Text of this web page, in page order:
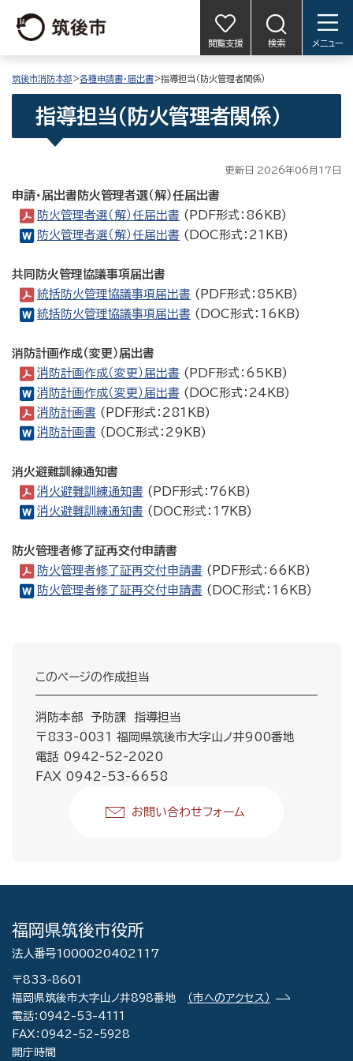
閲覧支援 検索 メニュー
筑後市消防本部>各種申請書・届出書>指導担当（防火管理者関係）
指導担当（防火管理者関係）
更新日 2026年06月17日
申請・届出書防火管理者選（解）任届出書
防火管理者選（解）任届出書 (PDF形式：86KB)
防火管理者選（解）任届出書 (DOC形式：21KB)
共同防火管理協議事項届出書
統括防火管理協議事項届出書 (PDF形式：85KB)
統括防火管理協議事項届出書 (DOC形式：16KB)
消防計画作成（変更）届出書
消防計画作成（変更）届出書 (PDF形式：65KB)
消防計画作成（変更）届出書 (DOC形式：24KB)
消防計画書 (PDF形式：281KB)
消防計画書 (DOC形式：29KB)
消火避難訓練通知書
消火避難訓練通知書 (PDF形式：76KB)
消火避難訓練通知書 (DOC形式：17KB)
防火管理者修了証再交付申請書
防火管理者修了証再交付申請書 (PDF形式：66KB)
防火管理者修了証再交付申請書 (DOC形式：16KB)
このページの作成担当
消防本部 予防課 指導担当
〒833-0031 福岡県筑後市大字山ノ井900番地
電話 0942-52-2020
FAX 0942-53-6658
お問い合わせフォーム
福岡県筑後市役所
法人番号1000020402117
〒833-8601
福岡県筑後市大字山ノ井898番地
（市へのアクセス）
電話：0942-53-4111
FAX：0942-52-5928
開庁時間